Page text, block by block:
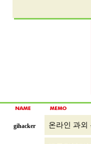
gihacker 온라인 과외